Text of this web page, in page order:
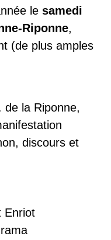
le samedi
Riponne,
(de plus amples
de la Riponne,
discours et
Enriot